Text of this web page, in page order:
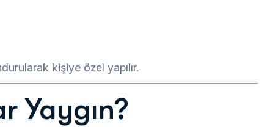
kişiye özel yapılır.
Yaygın?